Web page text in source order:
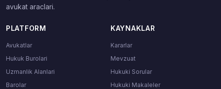
avukat araclari.
PLATFORM
Avukatlar
Hukuk Burolari
Uzmanlik Alanlari
Barolar
KAYNAKLAR
Kararlar
Mevzuat
Hukuki Sorular
Hukuki Makaleler